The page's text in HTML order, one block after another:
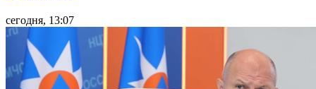
сегодня, 13:07